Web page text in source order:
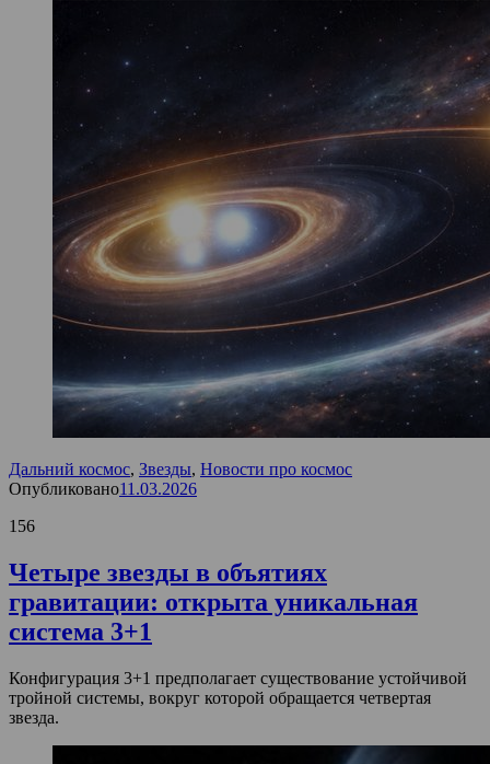
Дальний космос, Звезды, Новости про космос
Опубликовано11.03.2026
156
Четыре звезды в объятиях
гравитации: открыта уникальная
система 3+1
Конфигурация 3+1 предполагает существование устойчивой
тройной системы, вокруг которой обращается четвертая
звезда.